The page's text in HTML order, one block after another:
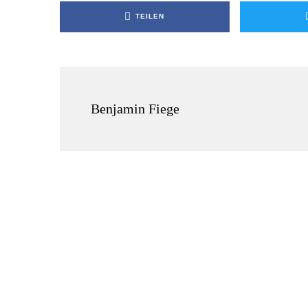
TEILEN
Benjamin Fiege